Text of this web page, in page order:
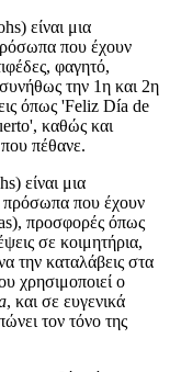
είναι μια
που έχουν
φαγητό,
την 1η και 2η
όπως 'Feliz Día de
καθώς και
που πέθανε.
είναι μια
πρόσωπα που έχουν
προσφορές όπως
σε κοιμητήρια,
την καταλάβεις στα
χρησιμοποιεί ο
, και σε ευγενικά
τον τόνο της